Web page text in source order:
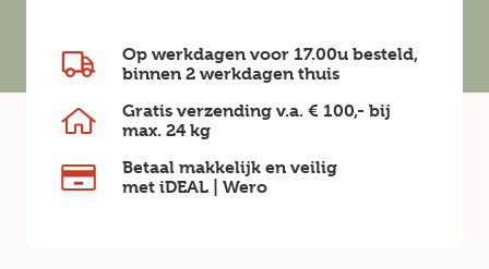
Op werkdagen voor 17.00u besteld,
binnen 2 werkdagen thuis
Gratis verzending v.a. € 100,- bij
max. 24 kg
Betaal makkelijk en veilig
met iDEAL | Wero